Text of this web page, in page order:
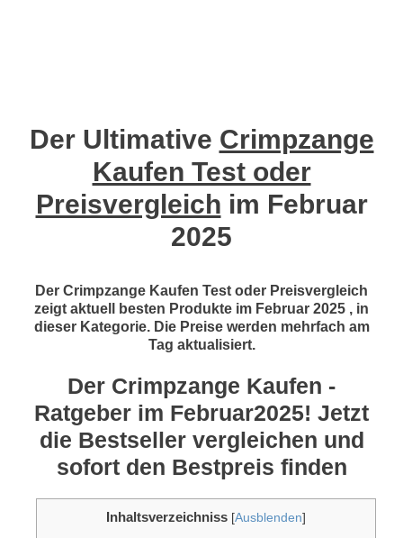
Der Ultimative Crimpzange
Kaufen Test oder
Preisvergleich im Februar
2025
Der Crimpzange Kaufen Test oder Preisvergleich
zeigt aktuell besten Produkte im Februar 2025 , in
dieser Kategorie. Die Preise werden mehrfach am
Tag aktualisiert.
Der Crimpzange Kaufen -
Ratgeber im Februar2025! Jetzt
die Bestseller vergleichen und
sofort den Bestpreis finden
Inhaltsverzeichniss [Ausblenden]